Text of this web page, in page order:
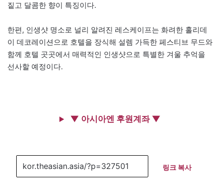
짙고 달콤한 향이 특징이다.
한편, 인생샷 명소로 널리 알려진 레스케이프는 화려한 홀리데
이 데코레이션으로 호텔을 장식해 설렘 가득한 페스티브 무드와
함께 호텔 곳곳에서 매력적인 인생샷으로 특별한 겨울 추억을
선사할 예정이다.
▼ 아시아엔 후원계좌 ▼
링크 복사